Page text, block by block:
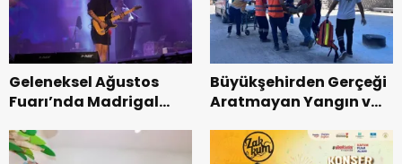
Geleneksel Ağustos
Fuarı’nda Madrigal
Büyükşehirden Gerçeği
Aratmayan Yangın ve